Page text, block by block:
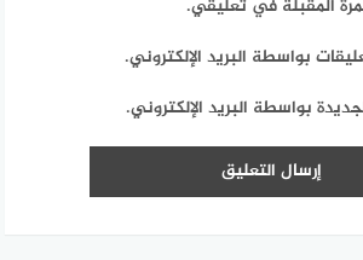
المقبلة في تعليقي.
بواسطة البريد الإلكتروني.
بواسطة البريد الإلكتروني.